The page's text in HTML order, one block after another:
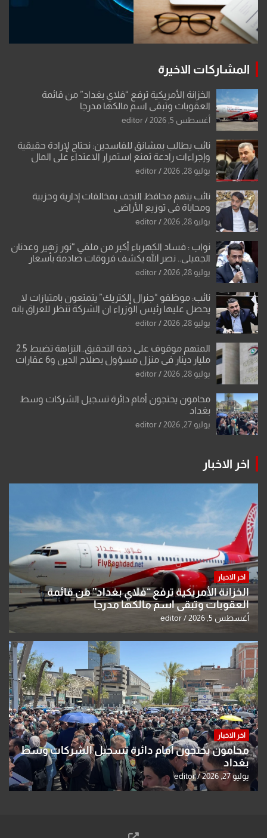
المشاركات الاخيرة
الخزانة الأمريكية ترفع “فلاي بغداد” من قائمة
العقوبات وتبقي اسم مالكها مدرجا
أغسطس 5, 2026 editor
نائب يطالب بمشانق للفاسدين: نحتاج لإرادة حقيقية
وإجراءات رادعة تمنع استمرار الاعتداء على المال
العام”.
يوليو 28, 2026 editor
نائب يتهم محافظ النجف بمخالفات إدارية وحزبية
ومحاباة في توزيع الأراضي
يوليو 28, 2026 editor
نواب : فساد الكهرباء أكبر من ملفي “نور زهير وعدنان
الجميلي.. نصر الله يكشف فروقات صادمة بأسعار
معدات الكهرباء وعقودها
يوليو 28, 2026 editor
نائب: موظفو “جنرال إلكتريك” يتمتعون بامتيازات لا
يحصل عليها رئيس الوزراء ان الشركة تنظر للعراق بانه
بلد ضعيف وتفرض شروطها
يوليو 28, 2026 editor
المتهم موقوف على ذمة التحقيق..النزاهة تضبط 2.5
مليار دينار في منزل مسؤول بصلاح الدين و6 عقارات
باسم زوجته
يوليو 28, 2026 editor
محامون يحتجون أمام دائرة تسجيل الشركات وسط
بغداد
يوليو 27, 2026 editor
اخر الاخبار
اخر الاخبار
الخزانة الأمريكية ترفع “فلاي بغداد” من قائمة
العقوبات وتبقي اسم مالكها مدرجا
أغسطس 5, 2026 editor
اخر الاخبار
محامون يحتجون أمام دائرة تسجيل الشركات وسط
بغداد
يوليو 27, 2026 editor